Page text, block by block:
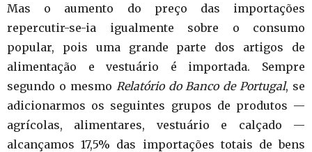
Mas o aumento do preço das importações
repercutir-se-ia igualmente sobre o consumo
popular, pois uma grande parte dos artigos de
alimentação e vestuário é importada. Sempre
segundo o mesmo Relatório do Banco de Portugal, se
adicionarmos os seguintes grupos de produtos —
agrícolas, alimentares, vestuário e calçado —
alcançamos 17,5% das importações totais de bens